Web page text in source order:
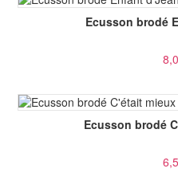
Ecusson brodé
Ecusson brodé